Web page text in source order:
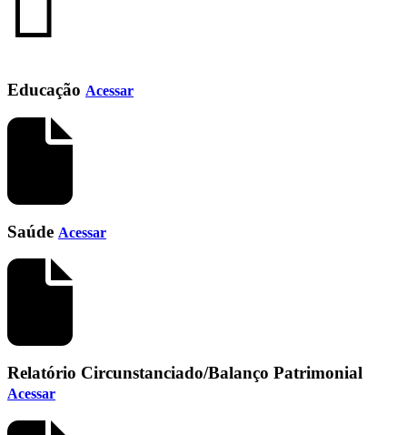
Educação Acessar
Saúde Acessar
Relatório Circunstanciado/Balanço Patrimonial
Acessar